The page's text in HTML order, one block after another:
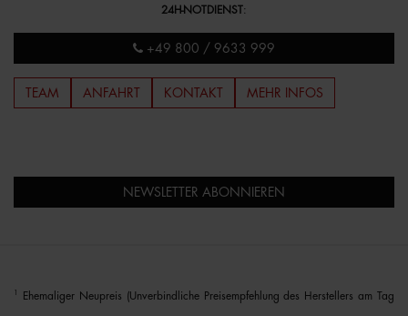
24H-NOTDIENST:
+49 800 / 9633 999
TEAM ANFAHRT KONTAKT MEHR INFOS
NEWSLETTER ABONNIEREN
Ehemaliger Neupreis (Unverbindliche Preisempfehlung des Herstellers am Tag